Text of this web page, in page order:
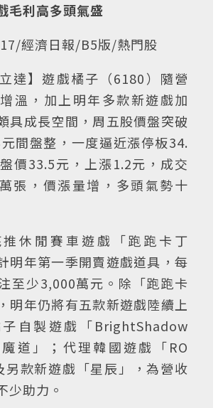
毛利高多頭氣盛
經濟日報/B5版/熱門股
立達】遊戲橘子（6180）隨營
溫，加上明年多款新遊戲加
具成長空間，周五股價盤突破
間盤整，一度逼近漲停板34.
價33.5元，上漲1.2元，成交
張，價漲量增，多頭氣勢十
休閒賽車遊戲「跑跑卡丁
明年第一季開賣遊戲道具，每
至少3,000萬元。除「跑跑卡
明年仍將有五款新遊戲陸續上
自製遊戲「BrightShadow
道」；代理韓國遊戲「RO
另款新遊戲「星辰」，為營收
少助力。